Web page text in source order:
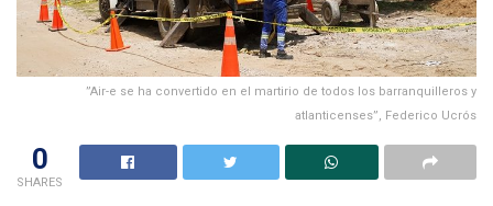
”Air-e se ha convertido en el martirio de todos los barranquilleros y
atlanticenses”, Federico Ucrós
0
SHARES